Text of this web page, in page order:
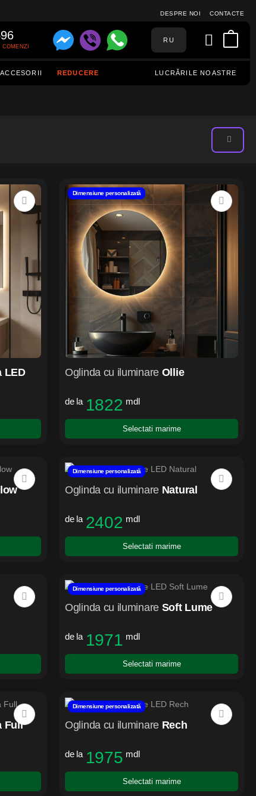
DESPRE NOI CONTACTE
RU
ACCESORII REDUCERE LUCRĂRILE NOASTRE
LED
Dimensiune personalizată
Oglinda cu iluminare Ollie
de la 1822 mdl
Selectati marime
Dimensiune personalizată
Oglinda cu iluminare Natural
de la 2402 mdl
Selectati marime
Dimensiune personalizată
Oglinda cu iluminare Soft Lume
de la 1971 mdl
Selectati marime
Full
Dimensiune personalizată
Oglinda cu iluminare Rech
de la 1975 mdl
Selectati marime